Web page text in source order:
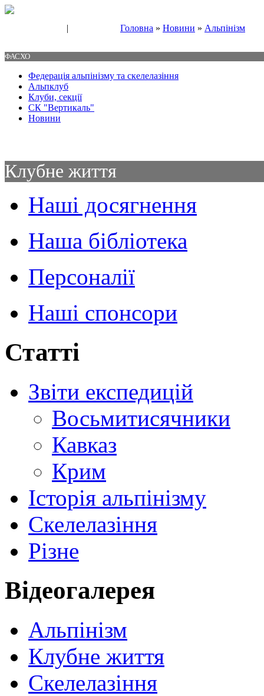
| Головна » Новини » Альпінізм
ФАСХО
Федерація альпінізму та скелелазіння
Альпклуб
Клуби, секції
СК "Вертикаль"
Новини
Клубне життя
Наші досягнення
Наша бібліотека
Персоналії
Наші спонсори
Статті
Звіти експедицій
Восьмитисячники
Кавказ
Крим
Історія альпінізму
Скелелазіння
Різне
Відеогалерея
Альпінізм
Клубне життя
Скелелазіння